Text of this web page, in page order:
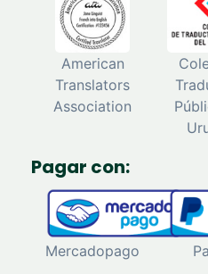
American
Translators
Association
Pagar con:
Mercadopago